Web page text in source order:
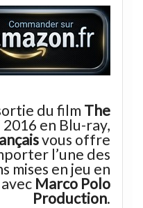
du film The
2016 en Blu-ray,
vous offre
l’une des
mises en jeu en
Marco Polo
Production.